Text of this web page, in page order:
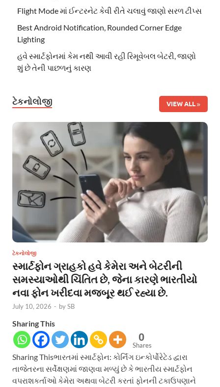
Flight Mode માં ઈન્ટરનેટ કેવી રીતે ચલાવું જાણો સરળ ટીપ્સ
Best Android Notification, Rounded Corner Edge
Lighting
હવે સ્માર્ટફોનમાં કેમ નથી આવી રહી રિમૂવેબલ બેટરી, જાણો
શું છે તેની પાછળનું કારણ
ટેકનોલોજી VIEW ALL
ટેકનોલોજી
સ્માર્ટફોન ગ્રાહકો હવે કેમેરા અને બેટરીની
સમસ્યાઓથી ચિંતિત છે, જેના કારણે ભારતીયો
નવા ફોન ખરીદવા મજબૂર થઈ રહ્યા છે.
July 10, 2026 - bySB
Sharing This
0
Shares
Sharing Thisભારતમાં સ્માર્ટફોન: કોર્નિંગ ઇન્કોર્પોરેટેડ દ્વારા
તાજેતરના સર્વેક્ષણમાં જાણવા મળ્યું છે કે ભારતીય સ્માર્ટફોન
વપરાશકર્તાઓ કેમેરા અથવા બેટરી કરતાં ફોનની ટકાઉપણાને